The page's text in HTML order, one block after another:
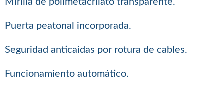
Puerta peatonal incorporada.
Seguridad anticaidas por rotura de cables.
Funcionamiento automático.